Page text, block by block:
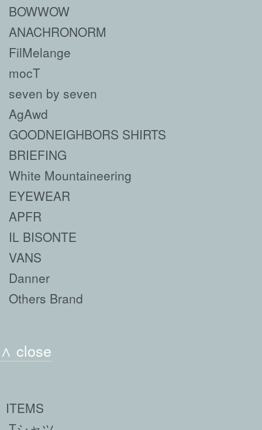
BOWWOW
ANACHRONORM
FilMelange
mocT
seven by seven
AgAwd
GOODNEIGHBORS SHIRTS
BRIEFING
White Mountaineering
EYEWEAR
APFR
IL BISONTE
VANS
Danner
Others Brand
∧ close
ITEMS